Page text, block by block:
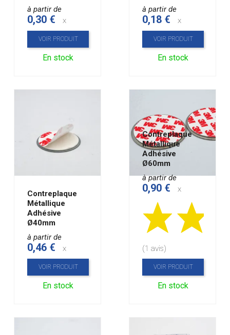
à partir de
0,30 € x
VOIR PRODUIT
En stock
à partir de
0,18 € x
VOIR PRODUIT
En stock
Contreplaque
Métallique
Adhésive
Ø40mm
à partir de
0,46 € x
VOIR PRODUIT
En stock
Contreplaque
Métallique
Adhésive
Ø60mm
à partir de
0,90 € x
(1 avis)
VOIR PRODUIT
En stock